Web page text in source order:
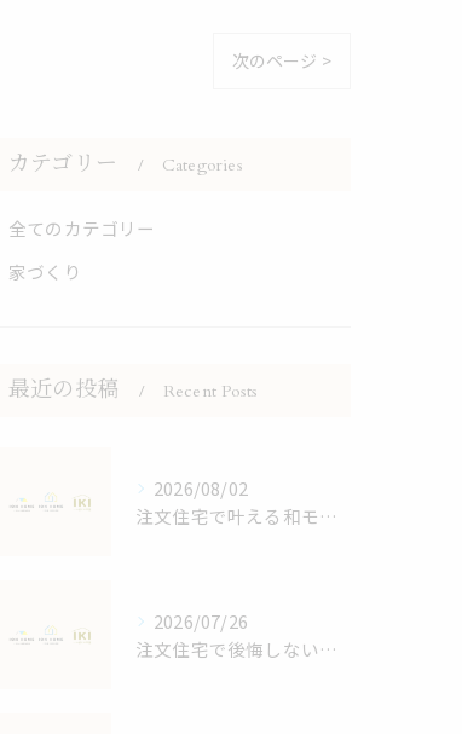
次のページ >
カテゴリー Categories
全てのカテゴリー
家づくり
最近の投稿 Recent Posts
2026/08/02
注文住宅で叶える和モダンの家づくり鹿児島県鹿児島市大島郡宇検村で失敗しない選び方
2026/07/26
注文住宅で後悔しないスペースと収納計画の立て方と家族4人に最適な間取りの秘訣